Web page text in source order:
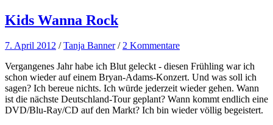
Kids Wanna Rock
7. April 2012 /Tanja Banner /2 Kommentare
Vergangenes Jahr habe ich Blut geleckt - diesen Frühling war ich
schon wieder auf einem Bryan-Adams-Konzert. Und was soll ich
sagen? Ich bereue nichts. Ich würde jederzeit wieder gehen. Wann
ist die nächste Deutschland-Tour geplant? Wann kommt endlich eine
DVD/Blu-Ray/CD auf den Markt? Ich bin wieder völlig begeistert.